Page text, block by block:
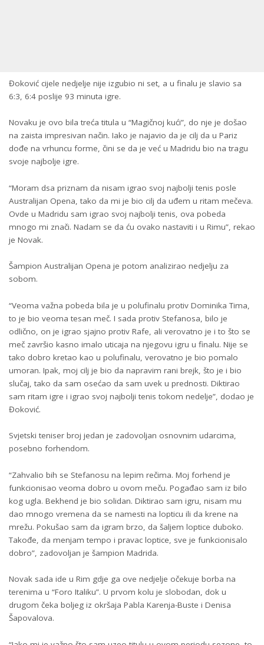
Đoković cijele nedjelje nije izgubio ni set, a u finalu je slavio sa
6:3, 6:4 poslije 93 minuta igre.
Novaku je ovo bila treća titula u “Magičnoj kući”, do nje je došao
na zaista impresivan način. Iako je najavio da je cilj da u Pariz
dođe na vrhuncu forme, čini se da je već u Madridu bio na tragu
svoje najbolje igre.
“Moram dsa priznam da nisam igrao svoj najbolji tenis posle
Australijan Opena, tako da mi je bio cilj da uđem u ritam mečeva.
Ovde u Madridu sam igrao svoj najbolji tenis, ova pobeda
mnogo mi znači. Nadam se da ću ovako nastaviti i u Rimu”, rekao
je Novak.
Šampion Australijan Opena je potom analizirao nedjelju za
sobom.
“Veoma važna pobeda bila je u polufinalu protiv Dominika Tima,
to je bio veoma tesan meč. I sada protiv Stefanosa, bilo je
odlično, on je igrao sjajno protiv Rafe, ali verovatno je i to što se
meč završio kasno imalo uticaja na njegovu igru u finalu. Nije se
tako dobro kretao kao u polufinalu, verovatno je bio pomalo
umoran. Ipak, moj cilj je bio da napravim rani brejk, što je i bio
slučaj, tako da sam osećao da sam uvek u prednosti. Diktirao
sam ritam igre i igrao svoj najbolji tenis tokom nedelje”, dodao je
Đoković.
Svjetski teniser broj jedan je zadovoljan osnovnim udarcima,
posebno forhendom.
“Zahvalio bih se Stefanosu na lepim rečima. Moj forhend je
funkcionisao veoma dobro u ovom meču. Pogađao sam iz bilo
kog ugla. Bekhend je bio solidan. Diktirao sam igru, nisam mu
dao mnogo vremena da se namesti na lopticu ili da krene na
mrežu. Pokušao sam da igram brzo, da šaljem loptice duboko.
Takođe, da menjam tempo i pravac loptice, sve je funkcionisalo
dobro”, zadovoljan je šampion Madrida.
Novak sada ide u Rim gdje ga ove nedjelje očekuje borba na
terenima u “Foro Italiku”. U prvom kolu je slobodan, dok u
drugom čeka boljeg iz okršaja Pabla Karenja-Buste i Denisa
Šapovalova.